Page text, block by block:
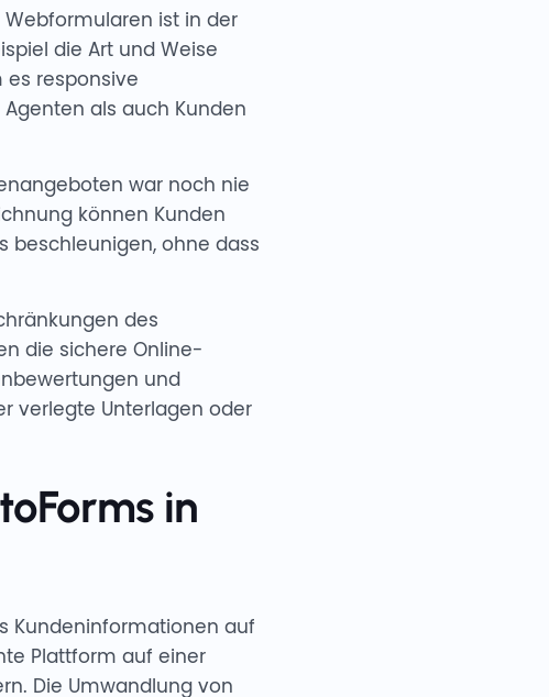
ist in der
die Art und Weise
responsive
als auch Kunden
war noch nie
können Kunden
beschleunigen, ohne dass
des
die sichere Online-
und
verlegte Unterlagen oder
in
Kundeninformationen auf
Plattform auf einer
Die Umwandlung von